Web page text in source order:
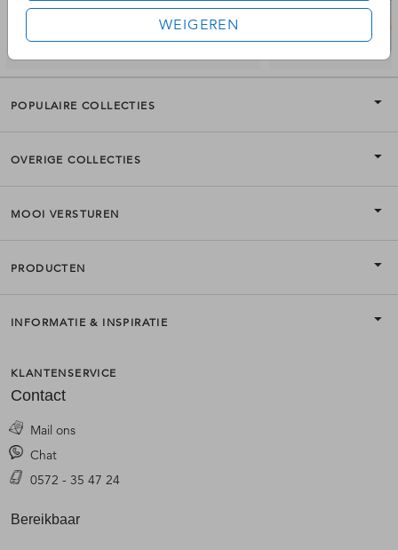
WEIGEREN
POPULAIRE COLLECTIES
OVERIGE COLLECTIES
MOOI VERSTUREN
PRODUCTEN
INFORMATIE & INSPIRATIE
KLANTENSERVICE
Contact
Mail ons
Chat
0572 - 35 47 24
Bereikbaar